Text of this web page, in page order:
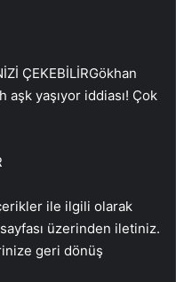
ÇEKEBİLİRGökhan
yaşıyor iddiası! Çok
ile ilgili olarak
üzerinden iletiniz.
geri dönüş